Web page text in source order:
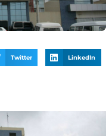
Twitter LinkedIn